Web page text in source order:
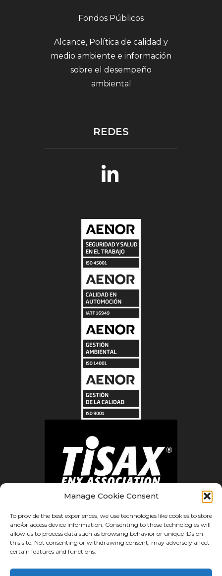
Manage Cookie Consent
To provide the best experiences, we use technologies like cookies to store
and/or access device information. Consenting to these technologies will
allow us to process data such as browsing behavior or unique IDs on
this site. Not consenting or withdrawing consent, may adversely affect
certain features and functions.
Fondos Públicos
Alcance, Política de calidad y
medio ambiente e información
sobre el desempeño
ambiental
REDES